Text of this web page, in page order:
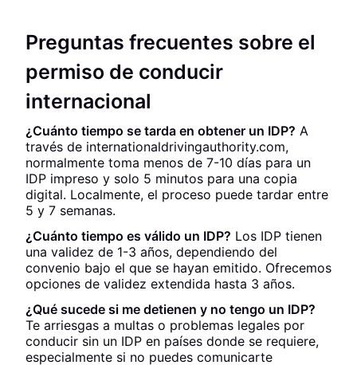
Preguntas frecuentes sobre el
permiso de conducir
internacional
¿Cuánto tiempo se tarda en obtener un IDP? A
través de internationaldrivingauthority.com,
normalmente toma menos de 7-10 días para un
IDP impreso y solo 5 minutos para una copia
digital. Localmente, el proceso puede tardar entre
5 y 7 semanas.
¿Cuánto tiempo es válido un IDP? Los IDP tienen
una validez de 1-3 años, dependiendo del
convenio bajo el que se hayan emitido. Ofrecemos
opciones de validez extendida hasta 3 años.
¿Qué sucede si me detienen y no tengo un IDP?
Te arriesgas a multas o problemas legales por
conducir sin un IDP en países donde se requiere,
especialmente si no puedes comunicarte